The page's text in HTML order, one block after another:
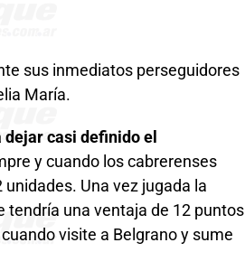
sus inmediatos perseguidores
María.
casi definido el
y cuando los cabrerenses
Una vez jugada la
tendría una ventaja de 12 puntos
visite a Belgrano y sume